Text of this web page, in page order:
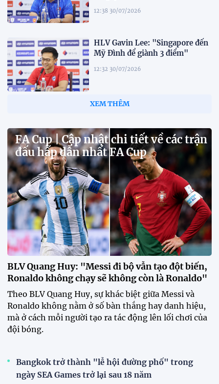
12:38 30/07/2026
HLV Gavin Lee: "Singapore đến
Mỹ Đình để giành 3 điểm"
12:32 30/07/2026
không đều hạnh phúc"
12:20 30/07/2026
Phóng viên Singapore bất ngờ
xuất hiện tại sân tập để theo dõi
sao nhập tịch tuyển Việt Nam
20:19 29/07/2026
Đội tuyển Việt Nam chạm trán
Thái Lan tại Division 1 FIFA
ASEAN Cup 2026
15:00 29/07/2026
Dàn sao U23 Việt Nam hội quân